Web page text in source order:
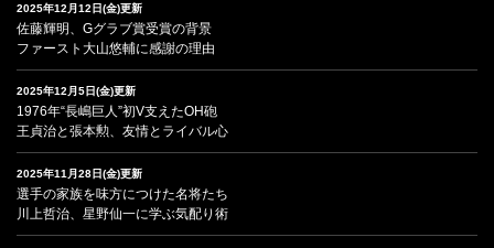
2025年12月12日(金)更新
佐藤輝明、Gグラブ賞受賞の背景
ファースト大山悠輔に感謝の理由
2025年12月5日(金)更新
1976年“長嶋巨人”初V支えたOH砲
王貞治と張本勲、友情とライバル心
2025年11月28日(金)更新
選手の家族を味方につけた名将たち
川上哲治、星野仙一に学ぶ気配り術